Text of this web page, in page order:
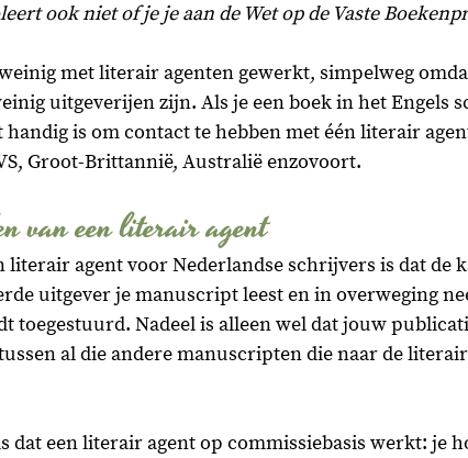
ook niet of je je aan de Wet op de Vaste
met literair agenten gewerkt, simpelweg
uitgeverijen zijn. Als je een boek in het Engels
is om contact te hebben met één literair
Groot-Brittannië, Australië enzovoort.
van een literair agent
literair agent voor Nederlandse schrijvers is dat de
uitgever je manuscript leest en in overweging
toegestuurd. Nadeel is alleen wel dat jouw
al die andere manuscripten die naar de
dat een literair agent op commissiebasis werkt: je